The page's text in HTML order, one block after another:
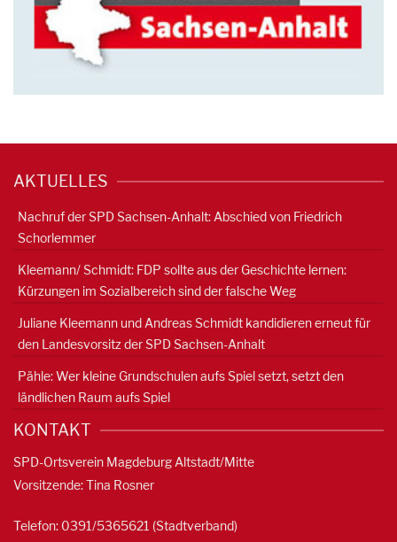
AKTUELLES
Nachruf der SPD Sachsen-Anhalt: Abschied von Friedrich
Schorlemmer
Kleemann/ Schmidt: FDP sollte aus der Geschichte lernen:
Kürzungen im Sozialbereich sind der falsche Weg
Juliane Kleemann und Andreas Schmidt kandidieren erneut für
den Landesvorsitz der SPD Sachsen-Anhalt
Pähle: Wer kleine Grundschulen aufs Spiel setzt, setzt den
ländlichen Raum aufs Spiel
KONTAKT
SPD-Ortsverein Magdeburg Altstadt/Mitte
Vorsitzende: Tina Rosner
Telefon: 0391/5365621 (Stadtverband)